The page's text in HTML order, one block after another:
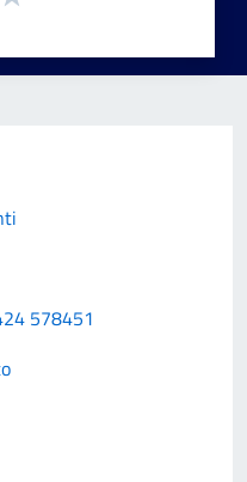
578451